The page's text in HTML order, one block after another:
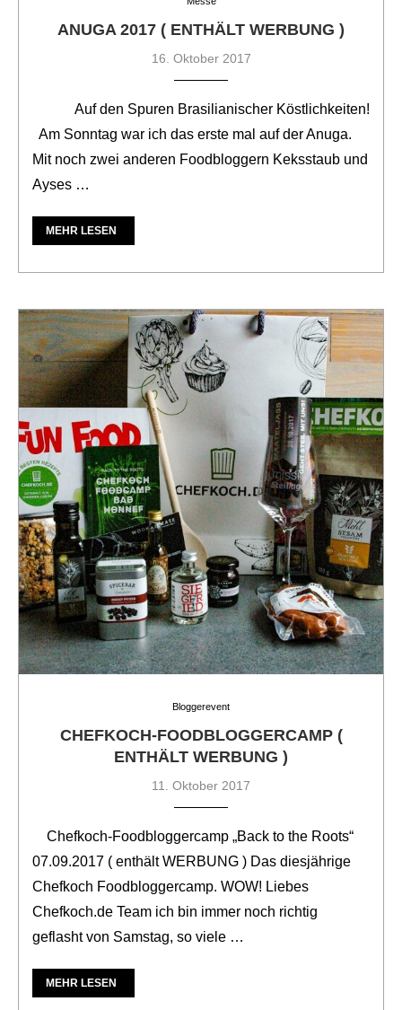
ANUGA 2017 ( ENTHÄLT WERBUNG )
16. Oktober 2017
Auf den Spuren Brasilianischer Köstlichkeiten!
Am Sonntag war ich das erste mal auf der Anuga.
Mit noch zwei anderen Foodbloggern Keksstaub und
Ayses …
MEHR LESEN
Bloggerevent
CHEFKOCH-FOODBLOGGERCAMP (
ENTHÄLT WERBUNG )
11. Oktober 2017
Chefkoch-Foodbloggercamp „Back to the Roots“
07.09.2017 ( enthält WERBUNG ) Das diesjährige
Chefkoch Foodbloggercamp. WOW! Liebes
Chefkoch.de Team ich bin immer noch richtig
geflasht von Samstag, so viele …
MEHR LESEN